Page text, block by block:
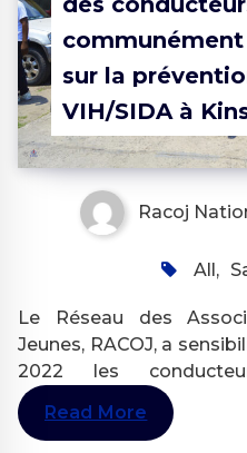
communément
sur la
VIH/SIDA à
Racoj
All ,
Le Réseau des
Jeunes, RACOJ, a
2022 les
Read More